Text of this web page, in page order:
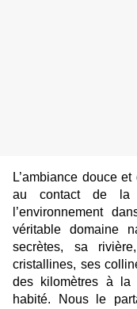
L’ambiance douce
au contact de la
l’environnement
véritable domaine
secrètes, sa
cristallines, ses
des kilomètres à la
habité. Nous le